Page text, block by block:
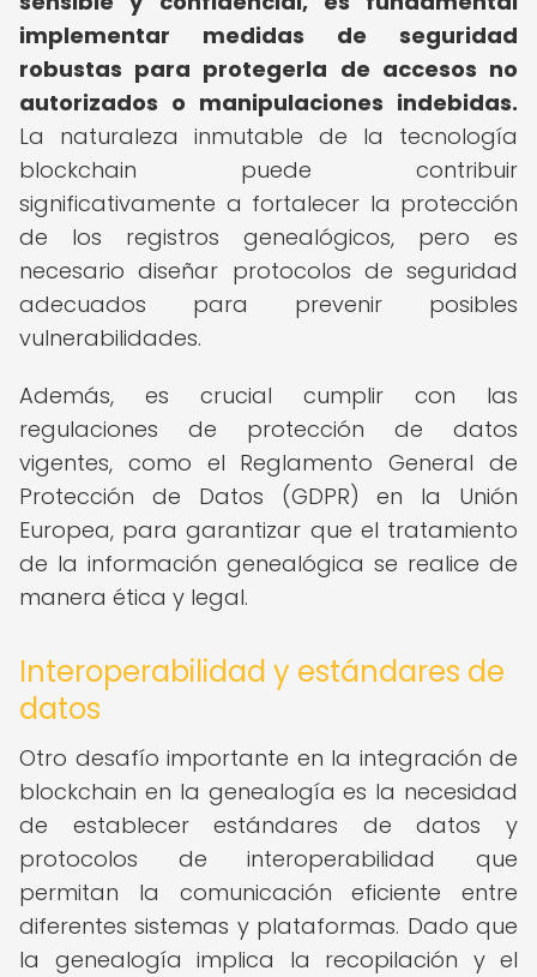
implementar medidas de seguridad
robustas para protegerla de accesos no
autorizados o manipulaciones indebidas.
La naturaleza inmutable de la tecnología
blockchain puede contribuir
significativamente a fortalecer la protección
de los registros genealógicos, pero es
necesario diseñar protocolos de seguridad
adecuados para prevenir posibles
vulnerabilidades.
Además, es crucial cumplir con las
regulaciones de protección de datos
vigentes, como el Reglamento General de
Protección de Datos (GDPR) en la Unión
Europea, para garantizar que el tratamiento
de la información genealógica se realice de
manera ética y legal.
Interoperabilidad y estándares de
datos
Otro desafío importante en la integración de
blockchain en la genealogía es la necesidad
de establecer estándares de datos y
protocolos de interoperabilidad que
permitan la comunicación eficiente entre
diferentes sistemas y plataformas. Dado que
la genealogía implica la recopilación y el